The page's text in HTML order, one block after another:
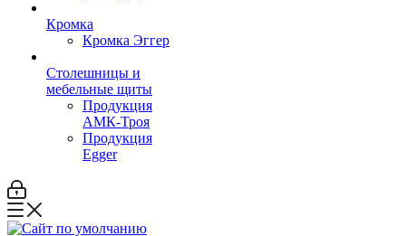
Кромка
Кромка Эггер
Столешницы и
мебельные щиты
Продукция
АМК-Троя
Продукция
Egger